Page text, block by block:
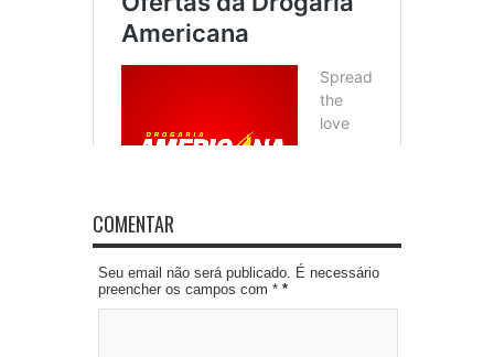
COMENTAR
Seu email não será publicado. É necessário
preencher os campos com * *